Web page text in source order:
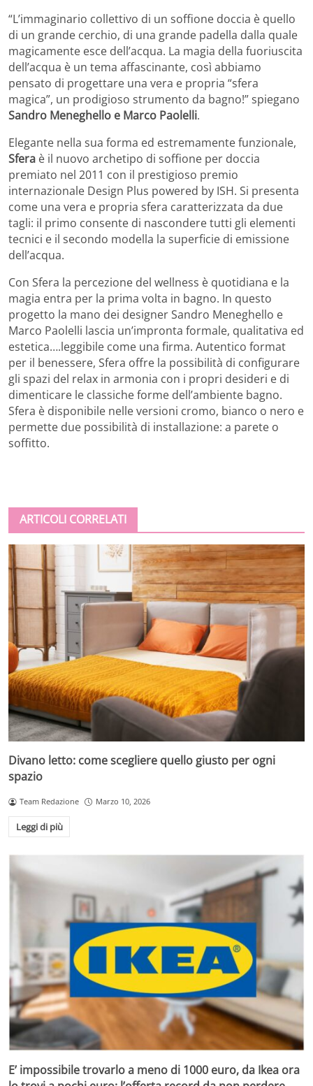
“L’immaginario collettivo di un soffione doccia è quello
di un grande cerchio, di una grande padella dalla quale
magicamente esce dell’acqua. La magia della fuoriuscita
dell’acqua è un tema affascinante, così abbiamo
pensato di progettare una vera e propria “sfera
magica”, un prodigioso strumento da bagno!” spiegano
Sandro Meneghello e Marco Paolelli.
Elegante nella sua forma ed estremamente funzionale,
Sfera è il nuovo archetipo di soffione per doccia
premiato nel 2011 con il prestigioso premio
internazionale Design Plus powered by ISH. Si presenta
come una vera e propria sfera caratterizzata da due
tagli: il primo consente di nascondere tutti gli elementi
tecnici e il secondo modella la superficie di emissione
dell’acqua.
Con Sfera la percezione del wellness è quotidiana e la
magia entra per la prima volta in bagno. In questo
progetto la mano dei designer Sandro Meneghello e
Marco Paolelli lascia un’impronta formale, qualitativa ed
estetica….leggibile come una firma. Autentico format
per il benessere, Sfera offre la possibilità di configurare
gli spazi del relax in armonia con i propri desideri e di
dimenticare le classiche forme dell’ambiente bagno.
Sfera è disponibile nelle versioni cromo, bianco o nero e
permette due possibilità di installazione: a parete o
soffitto.
ARTICOLI CORRELATI
Divano letto: come scegliere quello giusto per ogni
spazio
Team Redazione Marzo 10, 2026
Leggi di più
E’ impossibile trovarlo a meno di 1000 euro, da Ikea ora